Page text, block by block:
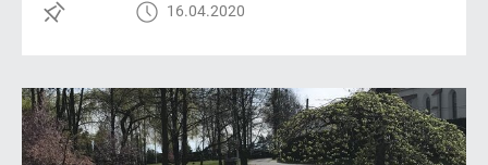
16.04.2020